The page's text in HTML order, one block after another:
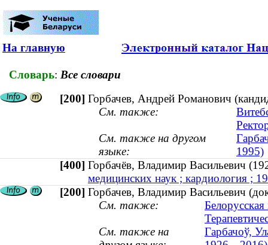
На главную
Словарь: Все словари
[200] Горбачев, Андрей Романович
См. также:
См. также на другом
языке:
1995)
[400] Горбачёв, Владимир Васильевич
медицинских наук ; кардиология ;
[200] Горбачев, Владимир Васильевич
См. также:
См. также на
Гарбачоў,